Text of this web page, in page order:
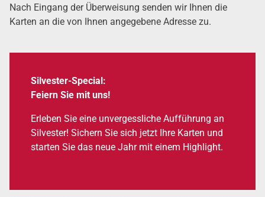
Nach Ein­gang der Über­wei­sung sen­den wir Ihnen die
Karten an die von Ihnen ange­ge­be­ne Adres­se zu.
Sil­ves­ter-Spe­cial:
Fei­ern Sie mit uns!
Erle­ben Sie eine unver­gess­li­che Auf­füh­rung an
Sil­ves­ter! Sichern Sie sich jetzt Ihre Karten und
star­ten Sie das neue Jahr mit einem High­light.